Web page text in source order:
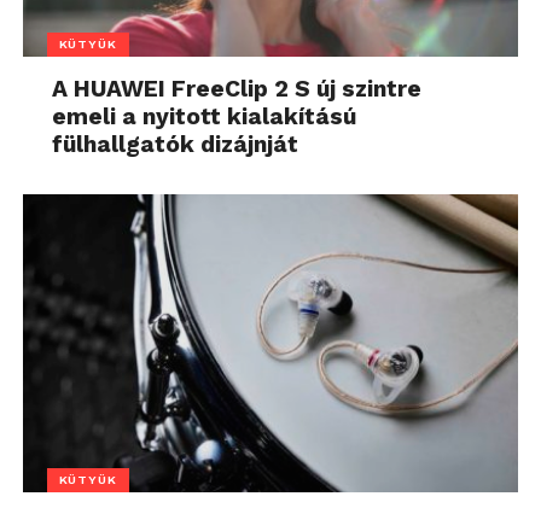
KÜTYÜK
A HUAWEI FreeClip 2 S új szintre
emeli a nyitott kialakítású
fülhallgatók dizájnját
KÜTYÜK